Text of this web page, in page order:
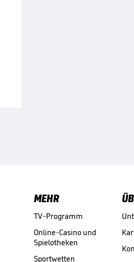
MEHR
TV-Programm
Online-Casino und
Spielotheken
Sportwetten